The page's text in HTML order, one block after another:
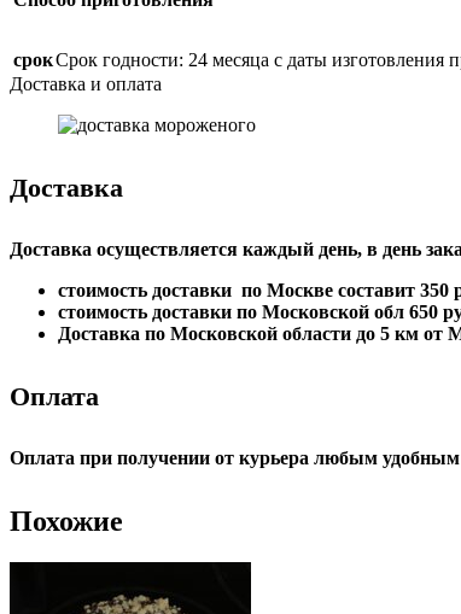
срокСрок годности: 24 месяца с даты
Доставка и оплата
Доставка
Доставка осуществляется каждый день, в день
стоимость доставки по Москве составит 350
стоимость доставки по Московской обл 650
Доставка по Московской области до 5 км от
Оплата
Оплата при получении от курьера любым удобным
Похожие